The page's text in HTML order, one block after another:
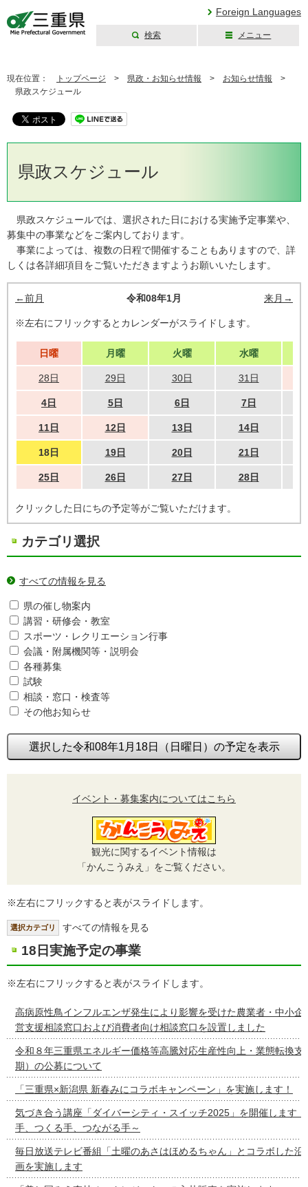
Foreign Languages
検索 メニュー
現在位置： トップページ > 県政・お知らせ情報 > お知らせ情報 >
県政スケジュール
県政スケジュール
県政スケジュールでは、選択された日における実施予定事業や、
募集中の事業などをご案内しております。
事業によっては、複数の日程で開催することもありますので、詳
しくは各詳細項目をご覧いただきますようお願いいたします。
←前月 令和08年1月 来月→
※左右にフリックするとカレンダーがスライドします。
日曜 月曜 火曜 水曜
28日 29日 30日 31日
4日 5日 6日 7日
11日 12日 13日 14日
18日 19日 20日 21日
25日 26日 27日 28日
クリックした日にちの予定等がご覧いただけます。
カテゴリ選択
すべての情報を見る
県の催し物案内
講習・研修会・教室
スポーツ・レクリエーション行事
会議・附属機関等・説明会
各種募集
試験
相談・窓口・検査等
その他お知らせ
選択した令和08年1月18日（日曜日）の予定を表示
イベント・募集案内についてはこちら
観光に関するイベント情報は
「かんこうみえ」をご覧ください。
※左右にフリックすると表がスライドします。
選択カテゴリ すべての情報を見る
18日実施予定の事業
※左右にフリックすると表がスライドします。
高病原性鳥インフルエンザ発生により影響を受けた農業者・中小企
営支援相談窓口および消費者向け相談窓口を設置しました
令和８年三重県エネルギー価格等高騰対応生産性向上・業態転換支
期）の公募について
「三重県×新潟県 新春みにコラボキャンペーン」を実施します！
気づき合う講座「ダイバーシティ・スイッチ2025」を開催し
手、つくる手、つながる手～
毎日放送テレビ番組「土曜のあさはほめるちゃん」とコラボした沿
画を実施します